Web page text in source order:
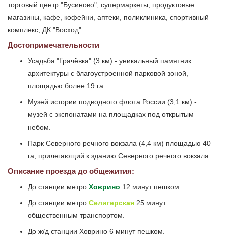
торговый центр "Бусиново", супермаркеты, продуктовые
магазины, кафе, кофейни, аптеки, поликлиника, спортивный
комплекс, ДК "Восход".
Достопримечательности
Усадьба "Грачёвка" (3 км) - уникальный памятник
архитектуры с благоустроенной парковой зоной,
площадью более 19 га.
Музей истории подводного флота России (3,1 км) -
музей с экспонатами на площадках под открытым
небом.
Парк Северного речного вокзала (4,4 км) площадью 40
га, прилегающий к зданию Северного речного вокзала.
Описание проезда до общежития:
До станции метро Ховрино 12 минут пешком.
До станции метро Селигерская 25 минут
общественным транспортом.
До ж/д станции Ховрино 6 минут пешком.